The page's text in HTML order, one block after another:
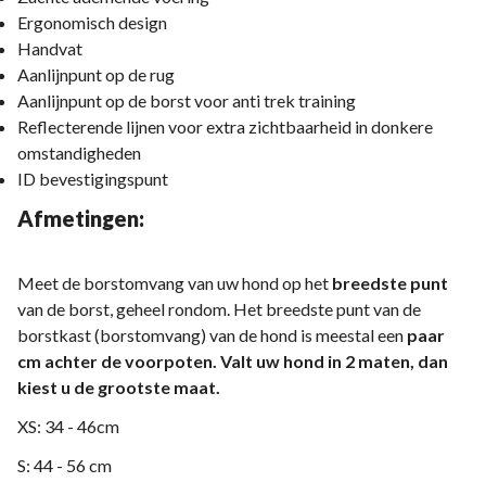
Ergonomisch design
Handvat
Aanlijnpunt op de rug
Aanlijnpunt op de borst voor anti trek training
Reflecterende lijnen voor extra zichtbaarheid in donkere
omstandigheden
ID bevestigingspunt
Afmetingen:
Meet de borstomvang van uw hond op het breedste punt
van de borst, geheel rondom. Het breedste punt van de
borstkast (borstomvang) van de hond is meestal een paar
cm achter de voorpoten. Valt uw hond in 2 maten, dan
kiest u de grootste maat.
XS: 34 - 46cm
S: 44 - 56 cm